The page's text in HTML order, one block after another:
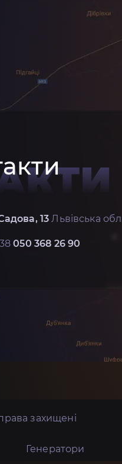
13 Львівська
050 368 26 90
захищені
Генератори